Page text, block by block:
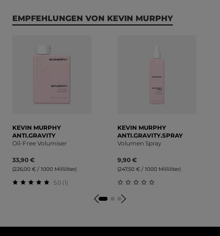
Produktgalerie überspringen
EMPFEHLUNGEN VON KEVIN MURPHY
KEVIN MURPHY
ANTI.GRAVITY
Oil-Free Volumiser
33,90 €
(226,00 € / 1000 Milliliter)
Durchschnittliche Bewertung von 5 von 5 Sternen
5.0 (1)
KEVIN MURPHY
ANTI.GRAVITY.SPRAY
Volumen Spray
9,90 €
(247,50 € / 1000 Milliliter)
Durchschnittliche